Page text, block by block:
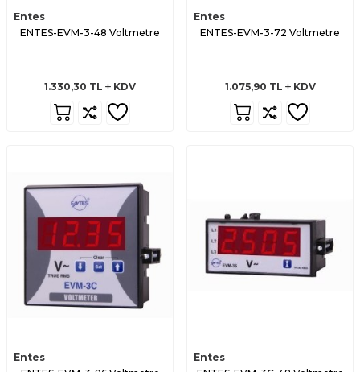
Entes
ENTES-EVM-3-48 Voltmetre
1.330,30 TL KDV
Entes
ENTES-EVM-3-72 Voltmetre
1.075,90 TL KDV
Entes
Entes